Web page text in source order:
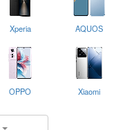
Xperia AQUOS
OPPO Xiaomi